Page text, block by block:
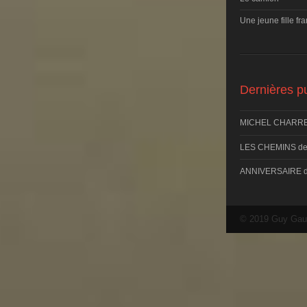
Une jeune fille
Dernières
MICHEL
LES CHEMINS
ANNIVERSAIRE
© 2019 Guy